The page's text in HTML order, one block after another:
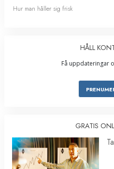
Hur man håller sig frisk
HÅLL
Få uppdateringar
GRATIS